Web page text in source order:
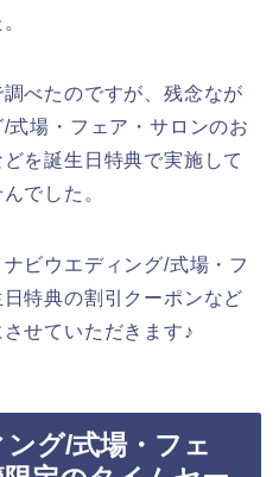
べたのですが、残念なが
式場・フェア・サロンのお
を誕生日特典で実施して
でした。
ビウエディング/式場・フ
特典の割引クーポンなど
せていただきます♪
グ/式場・フェ